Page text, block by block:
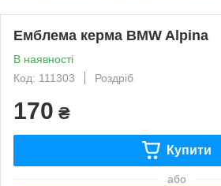
Емблема керма BMW Alpina
В наявності
Код: 111303
Роздріб
170 ₴
Купити
або